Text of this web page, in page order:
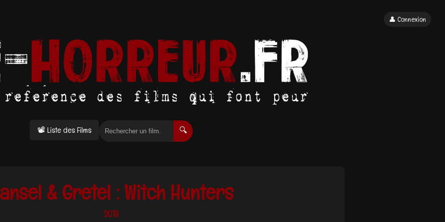
📽 Liste des Films 🔍
👤 Connexion
& Gretel : Witch Hunters
2013